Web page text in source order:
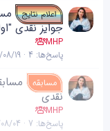
اعلام نتایج
جوایز نقدی
MHP
پاسخ‌ها 4
19
مسابقه
نقدی
MHP
پاسخ‌ها 7
04